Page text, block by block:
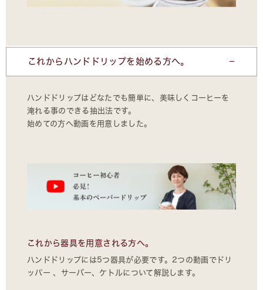
これからハンドドリップを始める方へ。
ハンドドリップはどなたでも簡単に、美味しくコーヒーを
淹れる事のできる抽出法です。
始めての方へ動画を用意しました。
これから器具を用意される方へ。
ハンドドリップには5つ器具が必要です。2つの動画でドリ
ッパー 、サーバー、ケトルについて解説します。